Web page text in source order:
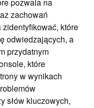
zachowań
które
odwiedzających, a
przydatnym
które
w wynikach
słów kluczowych,